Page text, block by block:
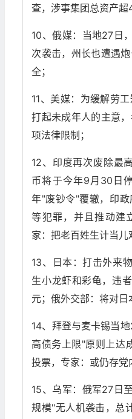
查，涉事集团总资产超
10、俄媒：当地27日
次袭击，州长也遭遇
全；
11、美媒：为缓解劳
打起未成年人的主意
项法律限制；
12、印度再次废除最
币将于今年9月30日
年"废钞令"覆辙，印
等犯罪，并且推动建
家：把老百姓生计当儿
13、日本：打击外来
生小龙虾和彩龟，违
元；俄外交部：将对日
14、拜登与麦卡锡当
高债务上限"原则上达
投票，专家：或仍存党
15、乌军：俄军27日
规模"无人机袭击，总